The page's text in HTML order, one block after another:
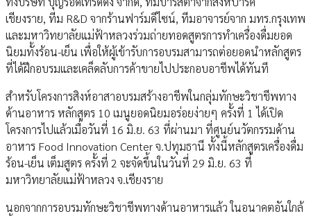
เชียงราย, ทีม R&D จากร้านฟาร์มดีไซน์, ทีมอาจารย์จาก มทร.กรุงเทพ
และมหาวิทยาลัยแม่ฟ้าหลวงร่วมถ่ายทอดสูตรการทำเครื่องดื่มยอด
นิยมทั้งร้อน-เย็น เพื่อให้ผู้เข้ารับการอบรมสามารถต่อยอดนำหลักสูตร
ที่ได้ฝึกอบรมและเคล็ดลับการค้าขายไปประกอบอาชีพได้ทันที
สำหรับโครงการสิงห์อาสาอบรมสร้างอาชีพในกลุ่มทักษะวิชาชีพทาง
ด้านอาหาร หลักสูตร 10 เมนูยอดนิยมอร่อยง่ายๆ ครั้งที่ 1 ได้เปิด
โครงการไปแล้วเมื่อวันที่ 16 มิ.ย. 63 ที่ผ่านมา ที่ศูนย์นวัตกรรมด้าน
อาหาร Food Innovation Center จ.ปทุมธานี ทั้งนี้หลักสูตรเครื่องดื่ม
ร้อน-เย็น เต็มสูตร ครั้งที่ 2 จะจัดขึ้นในวันที่ 29 มิ.ย. 63 ที่
มหาวิทยาลัยแม่ฟ้าหลวง จ.เชียงราย
นอกจากการอบรมทักษะวิชาชีพทางด้านอาหารแล้ว ในอนาคตอันใกล้